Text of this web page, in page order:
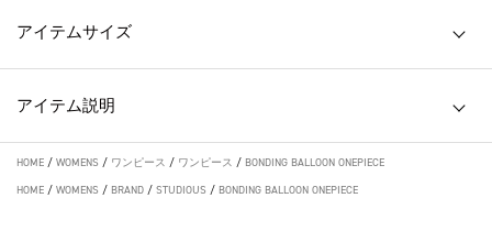
アイテムサイズ
アイテム説明
HOME / WOMENS / ワンピース / ワンピース / BONDING BALLOON ONEPIECE
HOME / WOMENS / BRAND / STUDIOUS / BONDING BALLOON ONEPIECE